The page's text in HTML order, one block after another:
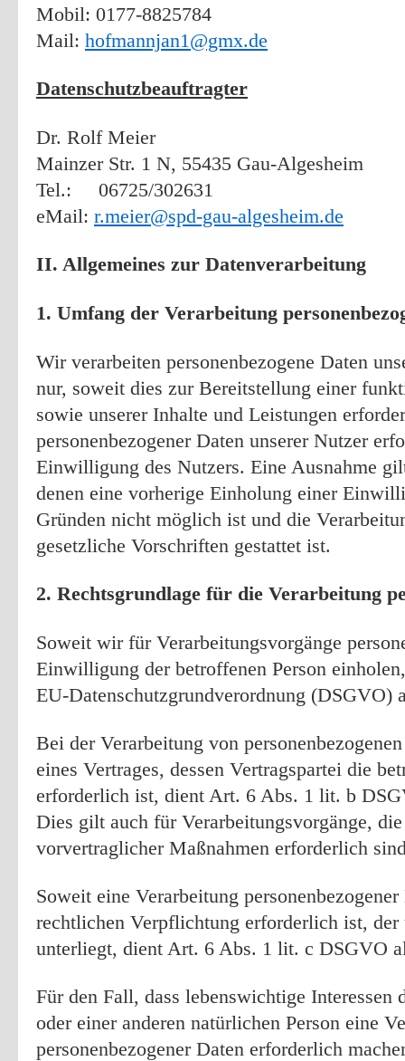
Mobil: 0177-8825784
Mail: hofmannjan1@gmx.de
Datenschutzbeauftragter
Dr. Rolf Meier
Mainzer Str. 1 N, 55435 Gau-Algesheim
Tel.: 06725/302631
eMail: r.meier@spd-gau-algesheim.de
II. Allgemeines zur Datenverarbeitung
1. Umfang der Verarbeitung
Wir verarbeiten personenbezogene Daten
nur, soweit dies zur Bereitstellung einer
sowie unserer Inhalte und Leistungen
personenbezogener Daten unserer Nutzer
Einwilligung des Nutzers. Eine Ausnahme
denen eine vorherige Einholung einer
Gründen nicht möglich ist und die
gesetzliche Vorschriften gestattet ist.
2. Rechtsgrundlage für die Verarbeitung
Soweit wir für Verarbeitungsvorgänge
Einwilligung der betroffenen Person
EU-Datenschutzgrundverordnung (DSGVO)
Bei der Verarbeitung von
eines Vertrages, dessen Vertragspartei die
erforderlich ist, dient Art. 6 Abs. 1 lit. b
Dies gilt auch für Verarbeitungsvorgänge,
vorvertraglicher Maßnahmen erforderlich
Soweit eine Verarbeitung
rechtlichen Verpflichtung erforderlich ist, der
unterliegt, dient Art. 6 Abs. 1 lit. c DSGVO
Für den Fall, dass lebenswichtige Interessen
oder einer anderen natürlichen Person eine
personenbezogener Daten erforderlich